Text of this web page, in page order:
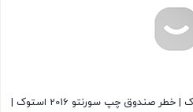
خطر صندوق چپ سورنتو 2015 استوک | خطر صندوق چپ سورنتو 2016 استوک |